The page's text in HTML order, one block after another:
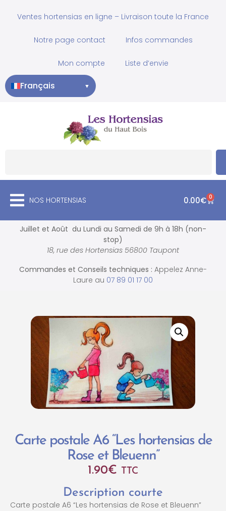
Ventes hortensias en ligne – Livraison toute la France
Notre page contact Infos commandes
Mon compte Liste d’envie
Français ▼
NOS HORTENSIAS 0.00€ 0
Juillet et Août du Lundi au Samedi de 9h à 18h (non-
stop)
18, rue des Hortensias 56800 Taupont
Commandes et Conseils techniques : Appelez Anne-
Laure au 07 89 01 17 00
Carte postale A6 “Les hortensias de
Rose et Bleuenn”
1.90€ TTC
Description courte
Carte postale A6 “Les hortensias de Rose et Bleuenn”